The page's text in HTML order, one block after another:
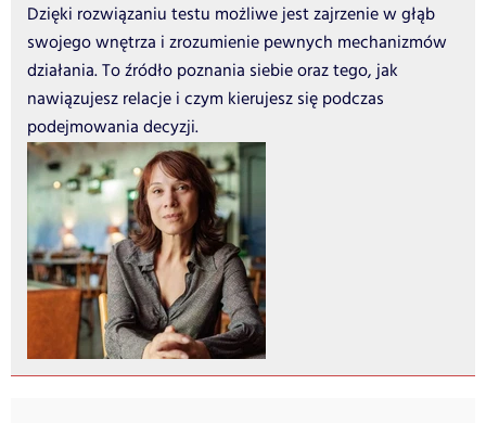
Dzięki rozwiązaniu testu możliwe jest zajrzenie w głąb
swojego wnętrza i zrozumienie pewnych mechanizmów
działania. To źródło poznania siebie oraz tego, jak
nawiązujesz relacje i czym kierujesz się podczas
podejmowania decyzji.